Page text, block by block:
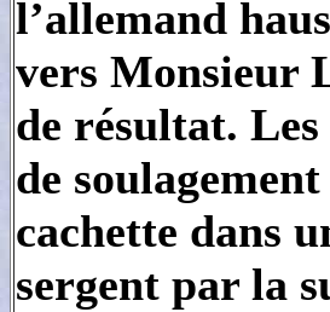
l’allemand
vers Monsieur
de résultat.
de
cachette dans
sergent par la